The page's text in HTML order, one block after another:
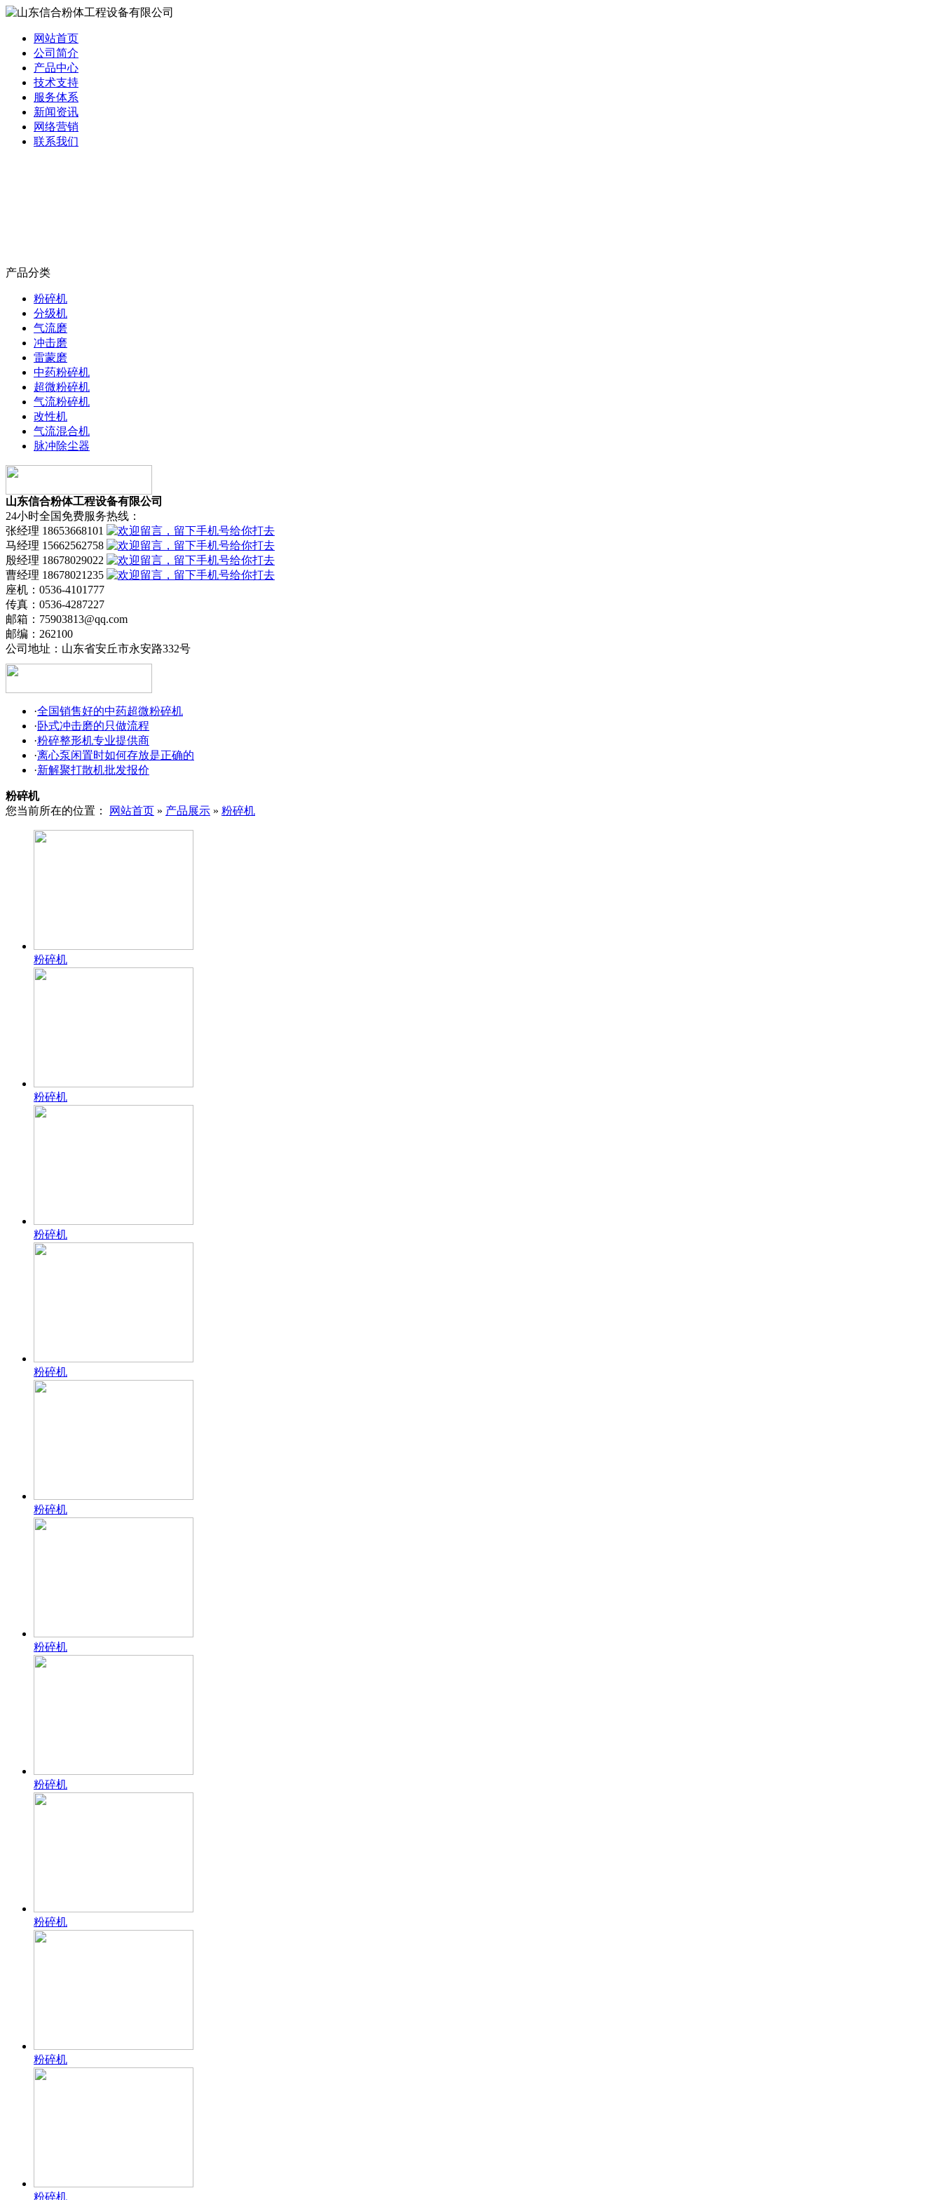
网站首页
公司简介
产品中心
技术支持
服务体系
新闻资讯
网络营销
联系我们
产品分类
粉碎机
分级机
气流磨
冲击磨
雷蒙磨
中药粉碎机
超微粉碎机
气流粉碎机
改性机
气流混合机
脉冲除尘器
山东信合粉体工程设备有限公司
24小时全国免费服务热线：
张经理 18653668101
马经理 15662562758
殷经理 18678029022
曹经理 18678021235
座机：0536-4101777
传真：0536-4287227
邮箱：75903813@qq.com
邮编：262100
公司地址：山东省安丘市永安路332号
·全国销售好的中药超微粉碎机
·卧式冲击磨的只做流程
·粉碎整形机专业提供商
·离心泵闲置时如何存放是正确的
·新解聚打散机批发报价
粉碎机
您当前所在的位置：
网站首页 » 产品展示 » 粉碎机
粉碎机
粉碎机
粉碎机
粉碎机
粉碎机
粉碎机
粉碎机
粉碎机
粉碎机
粉碎机